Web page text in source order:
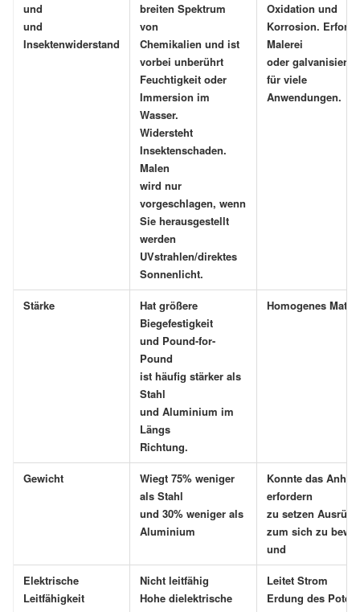
und
und
Insektenwiderstand
breiten Spektrum
von
Chemikalien und ist
vorbei unberührt
Feuchtigkeit oder
Immersion im
Wasser.
Widersteht
Insektenschaden.
Malen
wird nur
vorgeschlagen, wenn
Sie herausgestellt
werden
UVstrahlen/direktes
Sonnenlicht.
Oxidation und
Korrosion.
Malerei
oder
für viele
Anwendungen.
Stärke
Hat größere
Biegefestigkeit
und Pound-for-
Pound
ist häufig stärker als
Stahl
und Aluminium im
Längs
Richtung.
Homogenes
Gewicht
Wiegt 75% weniger
als Stahl
und 30% weniger als
Aluminium
Konnte das
erfordern
zu setzen
zum sich zu
und
Elektrische
Leitfähigkeit
Nicht leitfähig
Hohe dielektrische
Leitet Strom
Erdung des